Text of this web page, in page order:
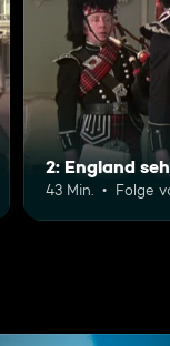
2: England
43 Min. Folge